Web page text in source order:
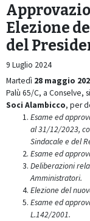
Elezione
del
9 Luglio 2024
Martedì 28 maggio
Palù 65/C, a Conselve,
Soci Alambicco, per
Esame ed
al 31/12/2023,
Sindacale e del
Esame ed
Deliberazioni
Amministratori.
Elezione del
Esame ed
L.142/2001.